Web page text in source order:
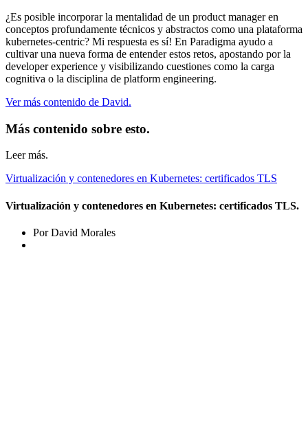
¿Es posible incorporar la mentalidad de un product manager en
conceptos profundamente técnicos y abstractos como una plataforma
kubernetes-centric? Mi respuesta es sí! En Paradigma ayudo a
cultivar una nueva forma de entender estos retos, apostando por la
developer experience y visibilizando cuestiones como la carga
cognitiva o la disciplina de platform engineering.
Ver más contenido de David.
Más contenido sobre esto.
Leer más.
Virtualización y contenedores en Kubernetes: certificados TLS
Virtualización y contenedores en Kubernetes: certificados TLS.
Por David Morales